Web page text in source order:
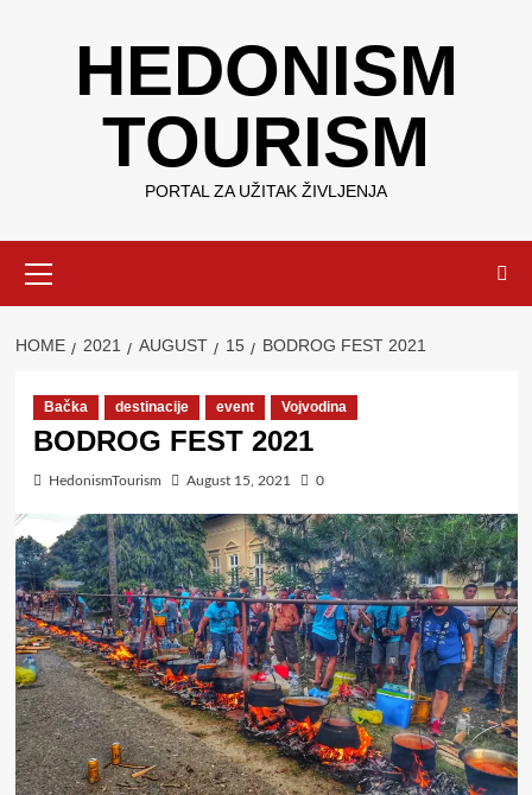
HEDONISM
TOURISM
PORTAL ZA UŽITAK ŽIVLJENJA
Menu
HOME 2021 AUGUST 15 BODROG FEST 2021
Bačka destinacije event Vojvodina
BODROG FEST 2021
HedonismTourism August 15, 2021 0